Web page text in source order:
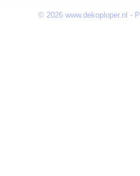
© 2026 www.dekoploper.nl -